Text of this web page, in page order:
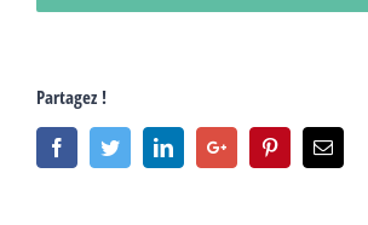
Partagez !
FacebookTwitterLinkedinGoogle+ PinterestEmail